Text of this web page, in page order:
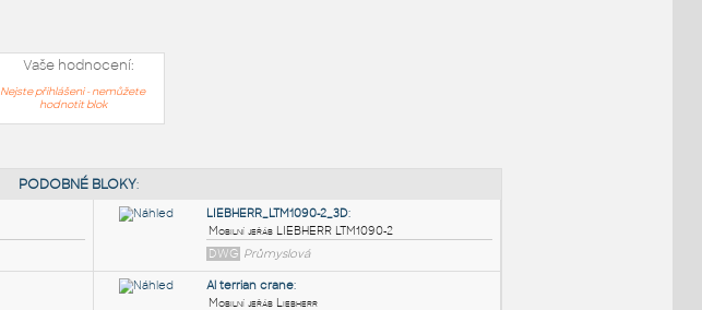
Vaše hodnocení:
Nejste přihlášeni - nemůžete
hodnotit blok